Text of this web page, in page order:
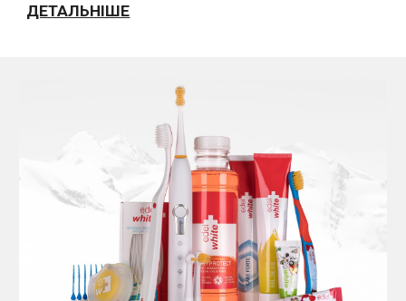
ДЕТАЛЬНІШЕ